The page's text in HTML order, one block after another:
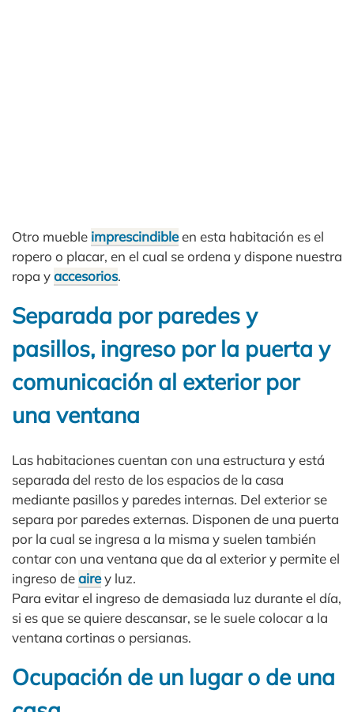
Otro mueble imprescindibleen esta habitación es el
ropero o placar, en el cual se ordena y dispone nuestra
ropa yaccesorios.
Separada por paredes y
pasillos, ingreso por la puerta y
comunicación al exterior por
una ventana
Las habitaciones cuentan con una estructura y está
separada del resto de los espacios de la casa
mediante pasillos y paredes internas. Del exterior se
separa por paredes externas. Disponen de una puerta
por la cual se ingresa a la misma y suelen también
contar con una ventana que da al exterior y permite el
ingreso deairey luz.
Para evitar el ingreso de demasiada luz durante el día,
si es que se quiere descansar, se le suele colocar a la
ventana cortinas o persianas.
Ocupación de un lugar o de una